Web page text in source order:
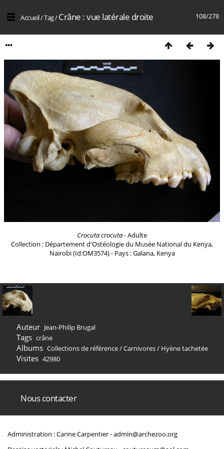
108/278
Accueil/Tag/Crâne : vue latérale droite
Crocuta crocuta- Adulte
Collection : Département d'Ostéologie du Musée National du Kenya,
Nairobi (Id:OM3574) - Pays : Galana, Kenya
Auteur Jean-Philip Brugal
Tags crâne
Albums Collections de référence/Carnivores/ Hyène tachetée
Visites 42980
Nous contacter
Administration : Carine Carpentier -admin@archezoo.org